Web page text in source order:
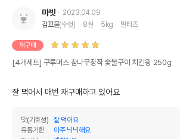
마빗
2023.04.09
김꼬물(수컷) 8살 5kg 말티즈
재구매
[4개세트] 구루머스 참나무장작 숯불구이 치킨윙 250g
잘 먹어서 매번 재구매하고 있어요
맛(기호성)
잘 먹어요
유통기한
아주 넉넉해요